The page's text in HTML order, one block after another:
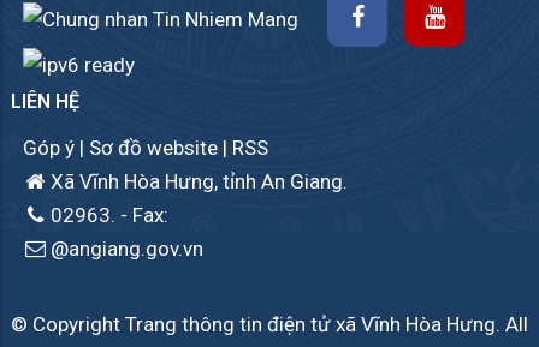
LIÊN HỆ
Góp ý | Sơ đồ website | RSS
Xã Vĩnh Hòa Hưng, tỉnh An Giang.
02963. - Fax:
@angiang.gov.vn
© Copyright Trang thông tin điện tử xã Vĩnh Hòa Hưng. All